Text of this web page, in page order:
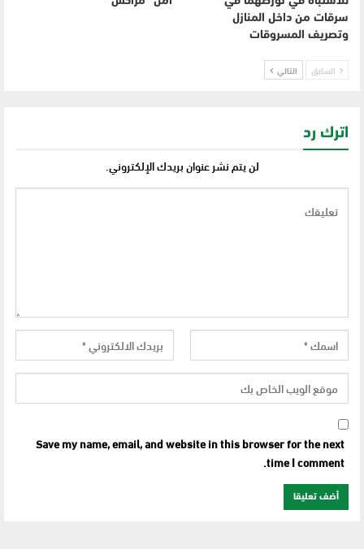
سرقات من داخل المنازل
وتصريف المسروقات
السابق التالي
اترك رد
لن يتم نشر عنوان بريدك الإلكتروني.
Save my name, email, and website in this browser for the next
time I comment.